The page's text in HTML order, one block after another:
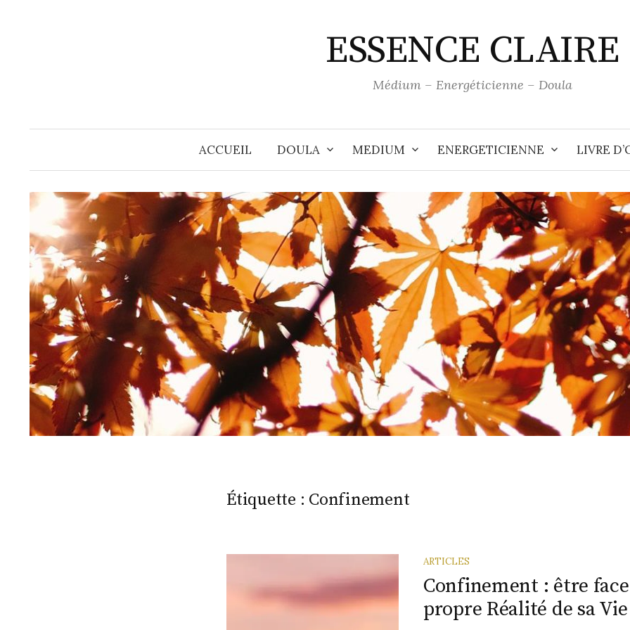
ESSENCE CLAIRE
Médium – Energéticienne – Doula
ACCUEIL DOULA MEDIUM ENERGETICIENNE LIVRE
Étiquette : Confinement
ARTICLES
Confinement : être
propre Réalité de sa Vie